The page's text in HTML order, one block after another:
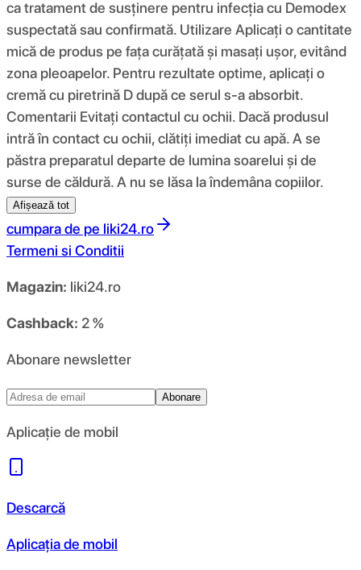
ca tratament de susținere pentru infecția cu Demodex
suspectată sau confirmată. Utilizare Aplicați o cantitate
mică de produs pe fața curățată și masați ușor, evitând
zona pleoapelor. Pentru rezultate optime, aplicați o
cremă cu piretrină D după ce serul s-a absorbit.
Comentarii Evitați contactul cu ochii. Dacă produsul
intră în contact cu ochii, clătiți imediat cu apă. A se
păstra preparatul departe de lumina soarelui și de
surse de căldură. A nu se lăsa la îndemâna copiilor.
Afișează tot
cumpara de pe liki24.ro
Termeni si Conditii
Magazin: liki24.ro
Cashback: 2 %
Abonare newsletter
Abonare
Aplicație de mobil
Descarcă
Aplicația de mobil